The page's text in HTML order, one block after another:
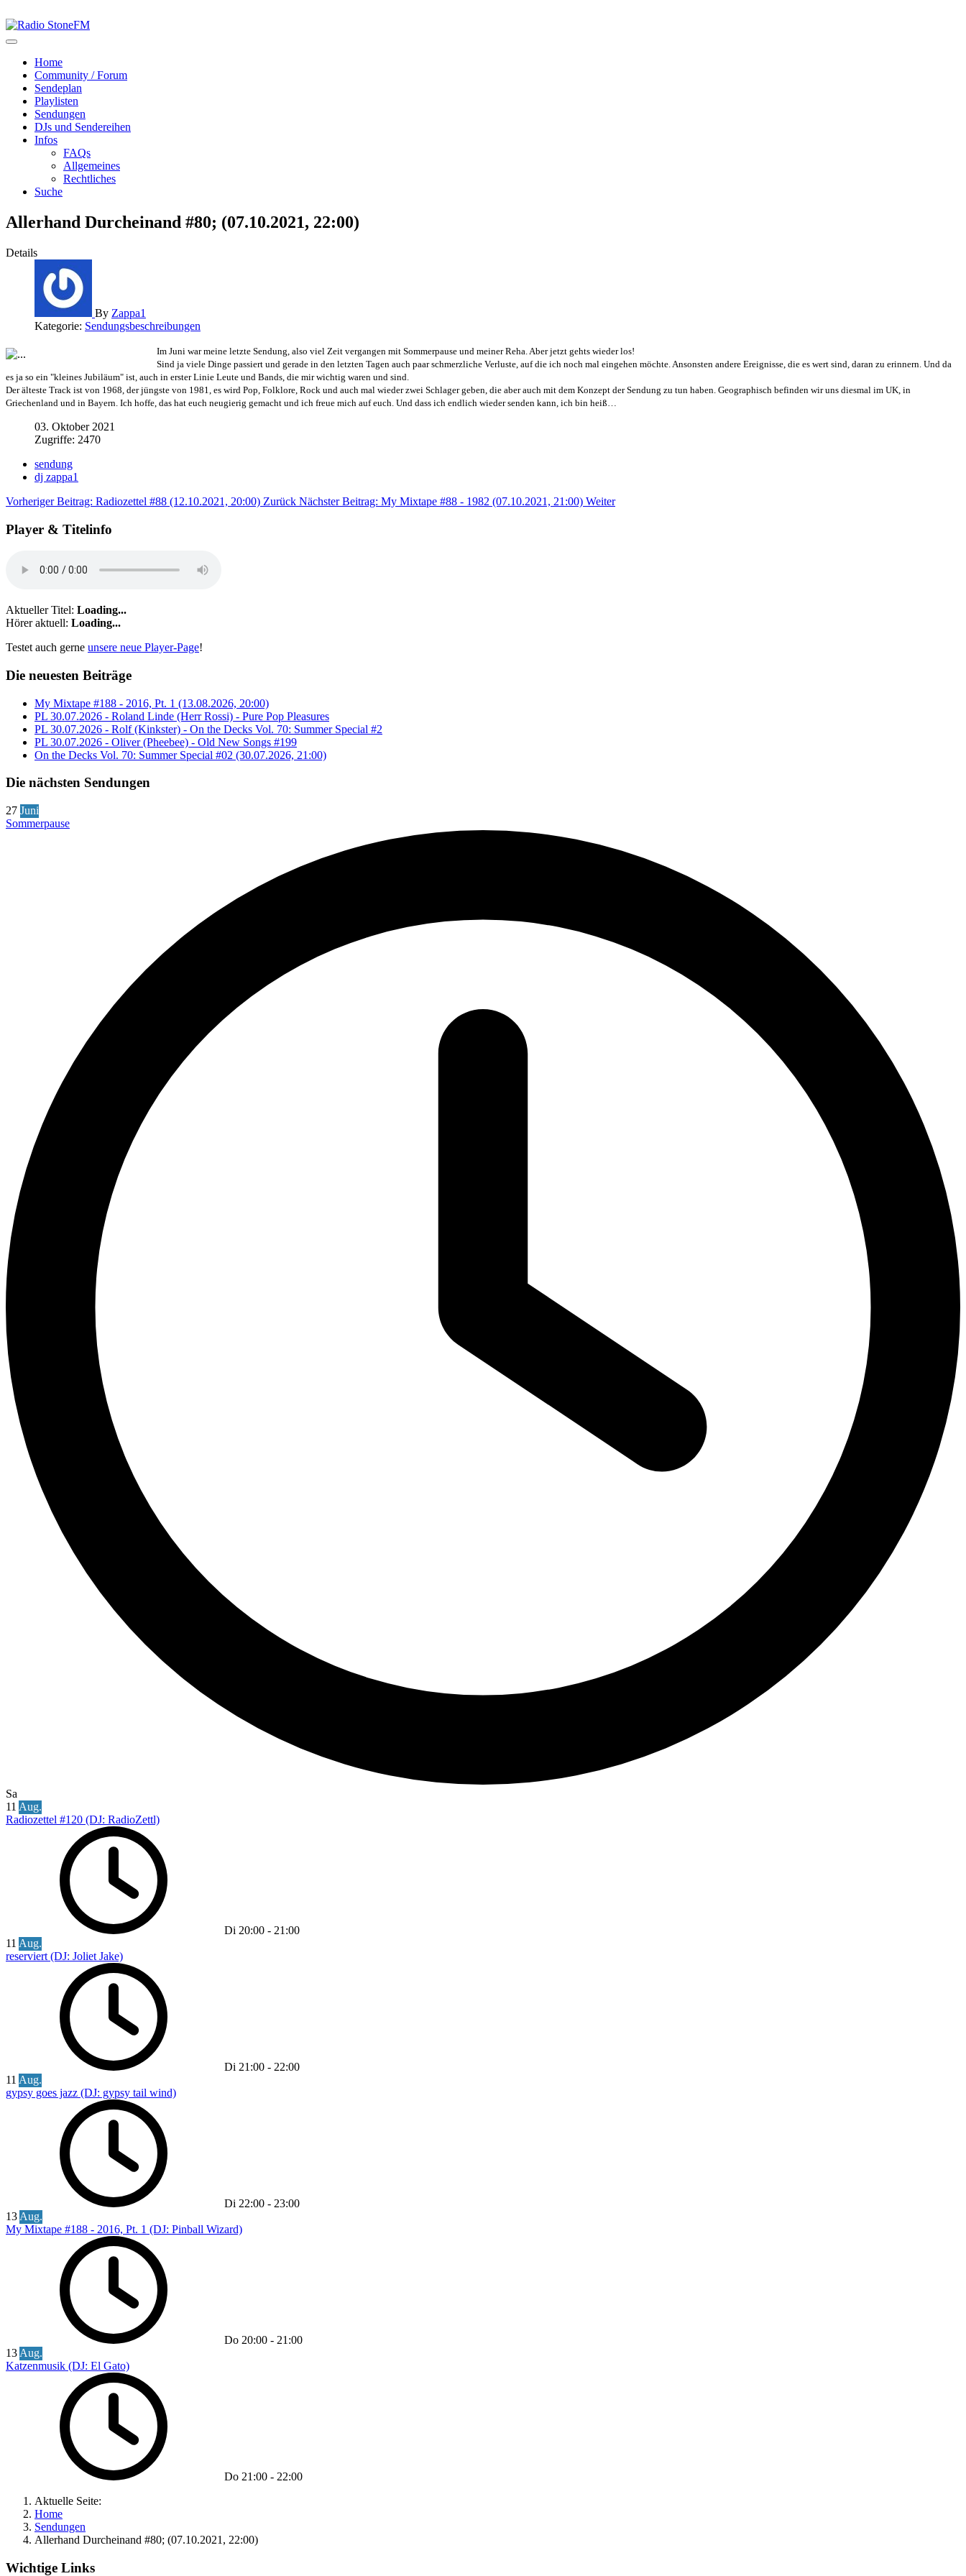
Home
Community / Forum
Sendeplan
Playlisten
Sendungen
DJs und Sendereihen
Infos
FAQs
Allgemeines
Rechtliches
Suche
Allerhand Durcheinand #80; (07.10.2021, 22:00)
Details
By Zappa1
Kategorie: Sendungsbeschreibungen
Im Juni war meine letzte Sendung, also viel Zeit vergangen mit Sommerpause und meiner Reha. Aber jetzt gehts wieder los!
Sind ja viele Dinge passiert und gerade in den letzten Tagen auch paar schmerzliche Verluste, auf die ich noch mal eingehen möchte. Ansonsten andere Ereignisse, die es wert sind, daran zu erinnern. Und da
es ja so ein "kleines Jubiläum" ist, auch in erster Linie Leute und Bands, die mir wichtig waren und sind.
Der älteste Track ist von 1968, der jüngste von 1981, es wird Pop, Folklore, Rock und auch mal wieder zwei Schlager geben, die aber auch mit dem Konzept der Sendung zu tun haben. Geographisch befinden wir uns diesmal im UK, in
Griechenland und in Bayern. Ich hoffe, das hat euch neugierig gemacht und ich freue mich auf euch. Und dass ich endlich wieder senden kann, ich bin heiß…
03. Oktober 2021
Zugriffe: 2470
sendung
dj zappa1
Vorheriger Beitrag: Radiozettel #88 (12.10.2021, 20:00) Zurück Nächster Beitrag: My Mixtape #88 - 1982 (07.10.2021, 21:00) Weiter
Player & Titelinfo
Aktueller Titel: Loading...
Hörer aktuell: Loading...
Testet auch gerne unsere neue Player-Page!
Die neuesten Beiträge
My Mixtape #188 - 2016, Pt. 1 (13.08.2026, 20:00)
PL 30.07.2026 - Roland Linde (Herr Rossi) - Pure Pop Pleasures
PL 30.07.2026 - Rolf (Kinkster) - On the Decks Vol. 70: Summer Special #2
PL 30.07.2026 - Oliver (Pheebee) - Old New Songs #199
On the Decks Vol. 70: Summer Special #02 (30.07.2026, 21:00)
Die nächsten Sendungen
27 Juni
Sommerpause
Sa
11 Aug.
Radiozettel #120 (DJ: RadioZettl)
Di 20:00 - 21:00
11 Aug.
reserviert (DJ: Joliet Jake)
Di 21:00 - 22:00
11 Aug.
gypsy goes jazz (DJ: gypsy tail wind)
Di 22:00 - 23:00
13 Aug.
My Mixtape #188 - 2016, Pt. 1 (DJ: Pinball Wizard)
Do 20:00 - 21:00
13 Aug.
Katzenmusik (DJ: El Gato)
Do 21:00 - 22:00
Aktuelle Seite:
Home
Sendungen
Allerhand Durcheinand #80; (07.10.2021, 22:00)
Wichtige Links